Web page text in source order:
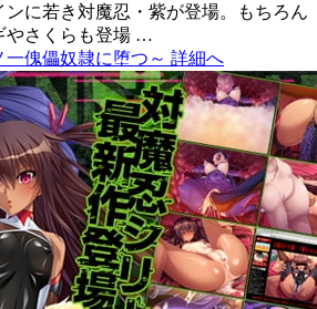
に若き対魔忍・紫が登場。もちろん
やさくらも登場 …
傀儡奴隷に堕つ～ 詳細へ